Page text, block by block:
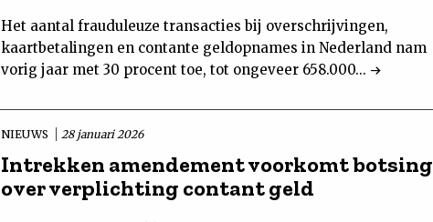
Het aantal frauduleuze transacties bij overschrijvingen,
kaartbetalingen en contante geldopnames in Nederland nam
vorig jaar met 30 procent toe, tot ongeveer 658.000...
NIEUWS 28 januari 2026
Intrekken amendement voorkomt botsing
over verplichting contant geld